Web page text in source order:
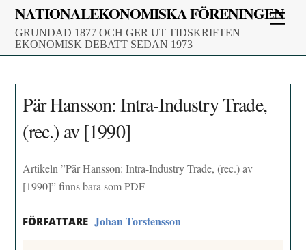
Skip
content
NATIONALEKONOMISKA FÖRENINGEN
GRUNDAD 1877 OCH GER UT TIDSKRIFTEN
EKONOMISK DEBATT SEDAN 1973
Pär Hansson: Intra-Industry Trade,
(rec.) av [1990]
Artikeln ”Pär Hansson: Intra-Industry Trade, (rec.) av
[1990]” finns bara som PDF
FÖRFATTARE Johan Torstensson